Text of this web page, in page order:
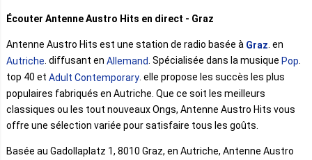
Écouter Antenne Austro Hits en direct - Graz
Antenne Austro Hits est une station de radio basée à Graz . en
Autriche. diffusant en Allemand. Spécialisée dans la musique Pop.
top 40 et Adult Contemporary . elle propose les succès les plus
populaires fabriqués en Autriche. Que ce soit les meilleurs
classiques ou les tout nouveaux Ongs, Antenne Austro Hits vous
offre une sélection variée pour satisfaire tous les goûts.
Basée au Gadollaplatz 1, 8010 Graz, en Autriche, Antenne Austro